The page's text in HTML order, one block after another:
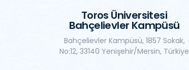
Toros Üniversitesi
Bahçelievler Kampüsü
Bahçelievler Kampüsü, 1857 Sokak,
No:12, 33140 Yenişehir/Mersin, Türkiye